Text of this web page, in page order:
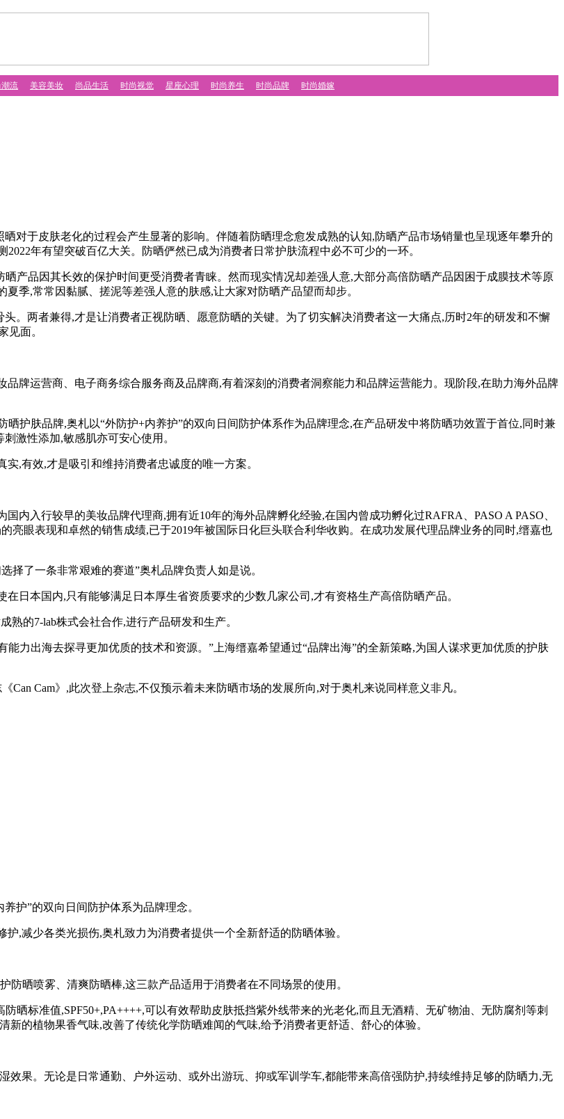
潮流 美容美妆 尚品生活 时尚视觉 星座心理 时尚养生 时尚品牌 时尚婚嫁
于皮肤老化的过程会产生显著的影响。伴随着防晒理念愈发成熟的认知,防晒产品市场销量也呈现逐年攀升的
年有望突破百亿大关。防晒俨然已成为消费者日常护肤流程中必不可少的一环。
品因其长效的保护时间更受消费者青睐。然而现实情况却差强人意,大部分高倍防晒产品因困于成膜技术等原
季,常常因黏腻、搓泥等差强人意的肤感,让大家对防晒产品望而却步。
两者兼得,才是让消费者正视防晒、愿意防晒的关键。为了切实解决消费者这一大痛点,历时2年的研发和不懈
见面。
运营商、电子商务综合服务商及品牌商,有着深刻的消费者洞察能力和品牌运营能力。现阶段,在助力海外品牌
肤品牌,奥札以“外防护+内养护”的双向日间防护体系作为品牌理念,在产品研发中将防晒功效置于首位,同时兼
激性添加,敏感肌亦可安心使用。
,有效,才是吸引和维持消费者忠诚度的唯一方案。
入行较早的美妆品牌代理商,拥有近10年的海外品牌孵化经验,在国内曾成功孵化过RAFRA、PASO A PASO、
眼表现和卓然的销售成绩,已于2019年被国际日化巨头联合利华收购。在成功发展代理品牌业务的同时,缙嘉也
了一条非常艰难的赛道”奥札品牌负责人如是说。
本国内,只有能够满足日本厚生省资质要求的少数几家公司,才有资格生产高倍防晒产品。
的7-lab株式会社合作,进行产品研发和生产。
力出海去探寻更加优质的技术和资源。”上海缙嘉希望通过“品牌出海”的全新策略,为国人谋求更加优质的护肤
Cam》,此次登上杂志,不仅预示着未来防晒市场的发展所向,对于奥札来说同样意义非凡。
”的双向日间防护体系为品牌理念。
减少各类光损伤,奥札致力为消费者提供一个全新舒适的防晒体验。
晒喷雾、清爽防晒棒,这三款产品适用于消费者在不同场景的使用。
标准值,SPF50+,PA++++,可以有效帮助皮肤抵挡紫外线带来的光老化,而且无酒精、无矿物油、无防腐剂等刺
的植物果香气味,改善了传统化学防晒难闻的气味,给予消费者更舒适、舒心的体验。
果。无论是日常通勤、户外运动、或外出游玩、抑或军训学车,都能带来高倍强防护,持续维持足够的防晒力,无